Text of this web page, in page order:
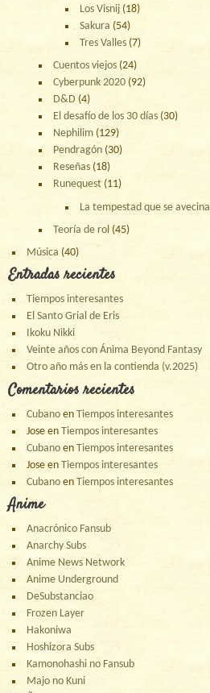
Los Visnij (18)
Sakura (54)
Tres Valles (7)
Cuentos viejos (24)
Cyberpunk 2020 (92)
D&D (4)
El desafío de los 30 días (30)
Nephilim (129)
Pendragón (30)
Reseñas (18)
Runequest (11)
La tempestad que se avecina
Teoría de rol (45)
Música (40)
Entradas recientes
Tiempos interesantes
El Santo Grial de Eris
Ikoku Nikki
Veinte años con Ánima Beyond Fantasy
Otro año más en la contienda (v.2025)
Comentarios recientes
Cubano enTiempos interesantes
Jose enTiempos interesantes
Cubano enTiempos interesantes
Jose enTiempos interesantes
Cubano enTiempos interesantes
Anime
Anacrónico Fansub
Anarchy Subs
Anime News Network
Anime Underground
DeSubstanciao
Frozen Layer
Hakoniwa
Hoshizora Subs
Kamonohashi no Fansub
Majo no Kuni